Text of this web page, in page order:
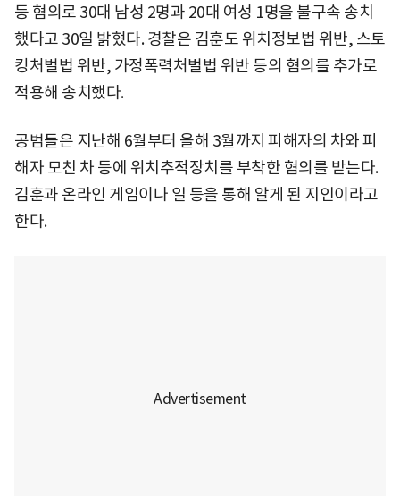
등 혐의로 30대 남성 2명과 20대 여성 1명을 불구속 송치
했다고 30일 밝혔다. 경찰은 김훈도 위치정보법 위반, 스토
킹처벌법 위반, 가정폭력처벌법 위반 등의 혐의를 추가로
적용해 송치했다.
공범들은 지난해 6월부터 올해 3월까지 피해자의 차와 피
해자 모친 차 등에 위치추적장치를 부착한 혐의를 받는다.
김훈과 온라인 게임이나 일 등을 통해 알게 된 지인이라고
한다.